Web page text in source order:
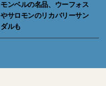
モンベルの名品、ウーフォス
やサロモンのリカバリーサン
ダルも